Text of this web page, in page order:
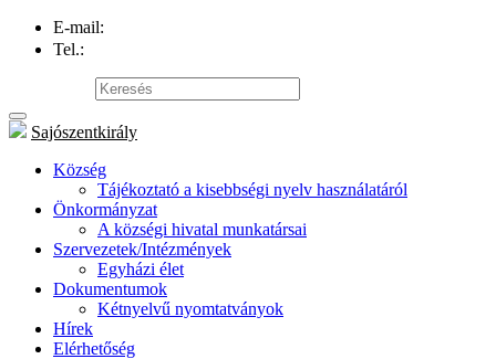
E-mail:
Tel.:
Sajószentkirály
Község
Tájékoztató a kisebbségi nyelv használatáról
Önkormányzat
A községi hivatal munkatársai
Szervezetek/Intézmények
Egyházi élet
Dokumentumok
Kétnyelvű nyomtatványok
Hírek
Elérhetőség